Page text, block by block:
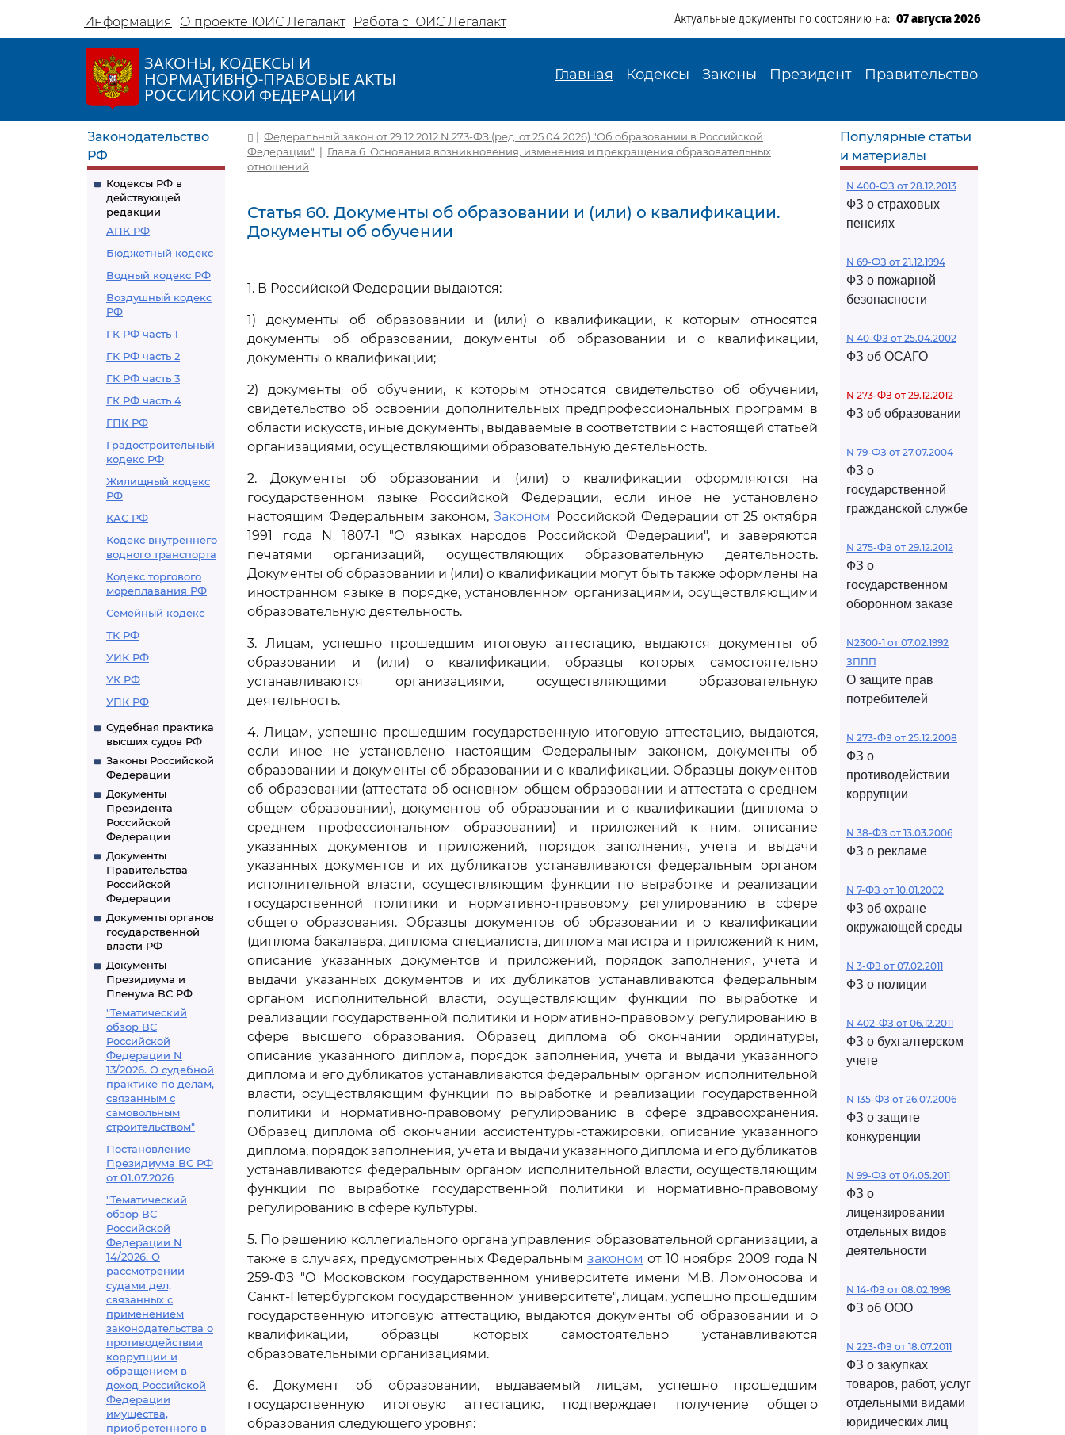
Информация О проекте ЮИС Легалакт Работа с ЮИС Легалакт Актуальные документы по состоянию на: 07 августа 2026
ЗАКОНЫ, КОДЕКСЫ И
НОРМАТИВНО-ПРАВОВЫЕ АКТЫ
РОССИЙСКОЙ ФЕДЕРАЦИИ
Главная Кодексы Законы Президент Правительство
Законодательство
РФ
Кодексы РФ в
действующей
редакции
АПК РФ
Бюджетный кодекс
Водный кодекс РФ
Воздушный кодекс
РФ
ГК РФ часть 1
ГК РФ часть 2
ГК РФ часть 3
ГК РФ часть 4
ГПК РФ
Градостроительный
кодекс РФ
Жилищный кодекс
РФ
КАС РФ
Кодекс внутреннего
водного транспорта
Кодекс торгового
мореплавания РФ
Семейный кодекс
ТК РФ
УИК РФ
УК РФ
УПК РФ
Судебная практика
высших судов РФ
Законы Российской
Федерации
Документы
Президента
Российской
Федерации
Документы
Правительства
Российской
Федерации
Документы органов
государственной
власти РФ
Документы
Президиума и
Пленума ВС РФ
"Тематический
обзор ВС
Российской
Федерации N
13/2026. О судебной
практике по делам,
связанным с
самовольным
строительством"
Постановление
Президиума ВС РФ
от 01.07.2026
"Тематический
обзор ВС
Российской
Федерации N
14/2026. О
рассмотрении
судами дел,
связанных с
применением
законодательства о
противодействии
коррупции и
обращением в
доход Российской
Федерации
имущества,
приобретенного в
| Федеральный закон от 29.12.2012 N 273-ФЗ (ред. от 25.04.2026) "Об образовании в Российской
Федерации" | Глава 6. Основания возникновения, изменения и прекращения образовательных
отношений
Статья 60. Документы об образовании и (или) о квалификации.
Документы об обучении
1. В Российской Федерации выдаются:
1) документы об образовании и (или) о квалификации, к которым относятся
документы об образовании, документы об образовании и о квалификации,
документы о квалификации;
2) документы об обучении, к которым относятся свидетельство об обучении,
свидетельство об освоении дополнительных предпрофессиональных программ в
области искусств, иные документы, выдаваемые в соответствии с настоящей статьей
организациями, осуществляющими образовательную деятельность.
2. Документы об образовании и (или) о квалификации оформляются на
государственном языке Российской Федерации, если иное не установлено
настоящим Федеральным законом,Законом Российской Федерации от 25 октября
1991 года N 1807-1 "О языках народов Российской Федерации", и заверяются
печатями организаций, осуществляющих образовательную деятельность.
Документы об образовании и (или) о квалификации могут быть также оформлены на
иностранном языке в порядке, установленном организациями, осуществляющими
образовательную деятельность.
3. Лицам, успешно прошедшим итоговую аттестацию, выдаются документы об
образовании и (или) о квалификации, образцы которых самостоятельно
устанавливаются организациями, осуществляющими образовательную
деятельность.
4. Лицам, успешно прошедшим государственную итоговую аттестацию, выдаются,
если иное не установлено настоящим Федеральным законом, документы об
образовании и документы об образовании и о квалификации. Образцы документов
об образовании (аттестата об основном общем образовании и аттестата о среднем
общем образовании), документов об образовании и о квалификации (диплома о
среднем профессиональном образовании) и приложений к ним, описание
указанных документов и приложений, порядок заполнения, учета и выдачи
указанных документов и их дубликатов устанавливаются федеральным органом
исполнительной власти, осуществляющим функции по выработке и реализации
государственной политики и нормативно-правовому регулированию в сфере
общего образования. Образцы документов об образовании и о квалификации
(диплома бакалавра, диплома специалиста, диплома магистра и приложений к ним,
описание указанных документов и приложений, порядок заполнения, учета и
выдачи указанных документов и их дубликатов устанавливаются федеральным
органом исполнительной власти, осуществляющим функции по выработке и
реализации государственной политики и нормативно-правовому регулированию в
сфере высшего образования. Образец диплома об окончании ординатуры,
описание указанного диплома, порядок заполнения, учета и выдачи указанного
диплома и его дубликатов устанавливаются федеральным органом исполнительной
власти, осуществляющим функции по выработке и реализации государственной
политики и нормативно-правовому регулированию в сфере здравоохранения.
Образец диплома об окончании ассистентуры-стажировки, описание указанного
диплома, порядок заполнения, учета и выдачи указанного диплома и его дубликатов
устанавливаются федеральным органом исполнительной власти, осуществляющим
функции по выработке государственной политики и нормативно-правовому
регулированию в сфере культуры.
5. По решению коллегиального органа управления образовательной организации, а
также в случаях, предусмотренных Федеральным законом от 10 ноября 2009 года N
259-ФЗ "О Московском государственном университете имени М.В. Ломоносова и
Санкт-Петербургском государственном университете", лицам, успешно прошедшим
государственную итоговую аттестацию, выдаются документы об образовании и о
квалификации, образцы которых самостоятельно устанавливаются
образовательными организациями.
6. Документ об образовании, выдаваемый лицам, успешно прошедшим
государственную итоговую аттестацию, подтверждает получение общего
образования следующего уровня:
Популярные статьи
и материалы
N 400-ФЗ от 28.12.2013
ФЗ о страховых
пенсиях
N 69-ФЗ от 21.12.1994
ФЗ о пожарной
безопасности
N 40-ФЗ от 25.04.2002
ФЗ об ОСАГО
N 273-ФЗ от 29.12.2012
ФЗ об образовании
N 79-ФЗ от 27.07.2004
ФЗ о
государственной
гражданской службе
N 275-ФЗ от 29.12.2012
ФЗ о
государственном
оборонном заказе
N2300-1 от 07.02.1992
ЗППП
О защите прав
потребителей
N 273-ФЗ от 25.12.2008
ФЗ о
противодействии
коррупции
N 38-ФЗ от 13.03.2006
ФЗ о рекламе
N 7-ФЗ от 10.01.2002
ФЗ об охране
окружающей среды
N 3-ФЗ от 07.02.2011
ФЗ о полиции
N 402-ФЗ от 06.12.2011
ФЗ о бухгалтерском
учете
N 135-ФЗ от 26.07.2006
ФЗ о защите
конкуренции
N 99-ФЗ от 04.05.2011
ФЗ о
лицензировании
отдельных видов
деятельности
N 14-ФЗ от 08.02.1998
ФЗ об ООО
N 223-ФЗ от 18.07.2011
ФЗ о закупках
товаров, работ, услуг
отдельными видами
юридических лиц